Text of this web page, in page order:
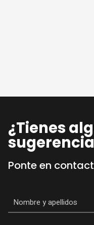
¿Tienes
Ponte en